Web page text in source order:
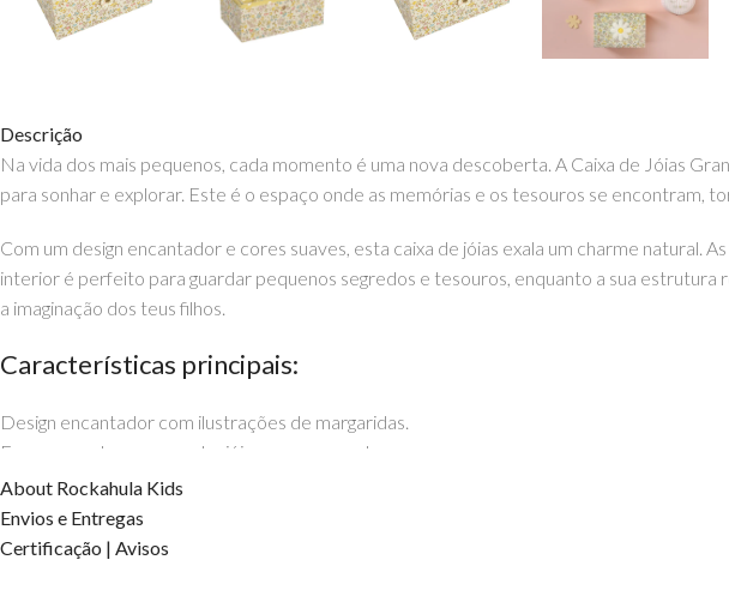
Descrição
Na vida dos mais pequenos, cada momento é uma nova descoberta. A Caixa de Jóias
para sonhar e explorar. Este é o espaço onde as memórias e os tesouros se encontram,
Com um design encantador e cores suaves, esta caixa de jóias exala um charme natural.
interior é perfeito para guardar pequenos segredos e tesouros, enquanto a sua
a imaginação dos teus filhos.
Características principais:
Design encantador com ilustrações de margaridas.
Espaço amplo para guardar jóias e pequenos tesouros.
Estrutura robusta para garantir durabilidade.
Oferece ao teu filho um lugar especial para guardar os seus sonhos.
Podes encontrar este e outros artigos incríveis da Rockahula Kids aqui na EhGoom.
About Rockahula Kids
Envios e Entregas
Certificação | Avisos